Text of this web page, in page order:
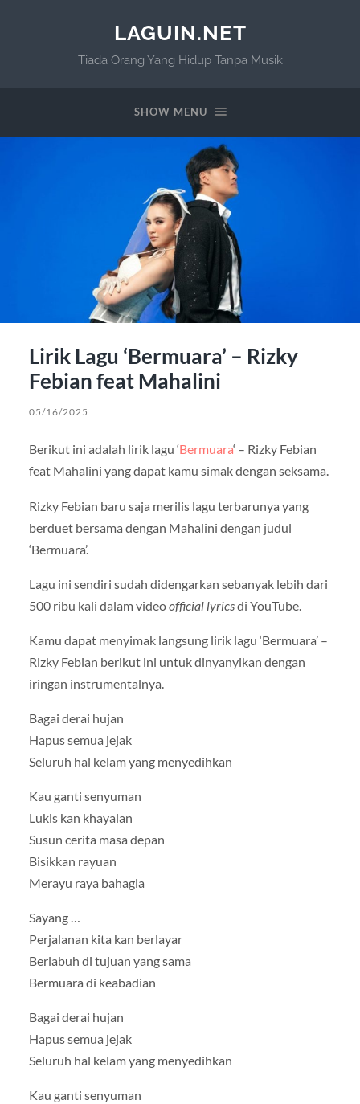
LAGUIN.NET
Tiada Orang Yang Hidup Tanpa Musik
SHOW MENU
Lirik Lagu ‘Bermuara’ – Rizky
Febian feat Mahalini
05/16/2025
Berikut ini adalah lirik lagu ‘Bermuara‘ – Rizky Febian
feat Mahalini yang dapat kamu simak dengan seksama.
Rizky Febian baru saja merilis lagu terbarunya yang
berduet bersama dengan Mahalini dengan judul
‘Bermuara’.
Lagu ini sendiri sudah didengarkan sebanyak lebih dari
500 ribu kali dalam videoofficial lyricsdi YouTube.
Kamu dapat menyimak langsung lirik lagu ‘Bermuara’ –
Rizky Febian berikut ini untuk dinyanyikan dengan
iringan instrumentalnya.
Bagai derai hujan
Hapus semua jejak
Seluruh hal kelam yang menyedihkan
Kau ganti senyuman
Lukis kan khayalan
Susun cerita masa depan
Bisikkan rayuan
Merayu raya bahagia
Sayang …
Perjalanan kita kan berlayar
Berlabuh di tujuan yang sama
Bermuara di keabadian
Bagai derai hujan
Hapus semua jejak
Seluruh hal kelam yang menyedihkan
Kau ganti senyuman